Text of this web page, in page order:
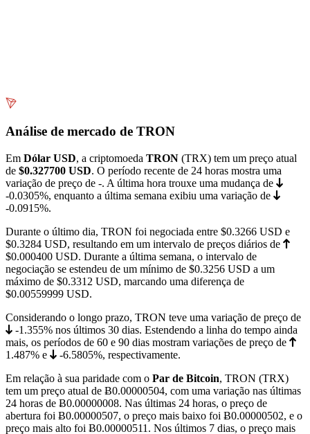
Análise de mercado de TRON
Em Dólar USD, a criptomoeda TRON (TRX) tem um preço atual
de $0.327700 USD. O período recente de 24 horas mostra uma
variação de preço de -. A última hora trouxe uma mudança de
-0.0305%, enquanto a última semana exibiu uma variação de
-0.0915%.
Durante o último dia, TRON foi negociada entre $0.3266 USD e
$0.3284 USD, resultando em um intervalo de preços diários de
$0.000400 USD. Durante a última semana, o intervalo de
negociação se estendeu de um mínimo de $0.3256 USD a um
máximo de $0.3312 USD, marcando uma diferença de
$0.00559999 USD.
Considerando o longo prazo, TRON teve uma variação de preço de
-1.355% nos últimos 30 dias. Estendendo a linha do tempo ainda
mais, os períodos de 60 e 90 dias mostram variações de preço de
1.487% e -6.5805%, respectivamente.
Em relação à sua paridade com o Par de Bitcoin, TRON (TRX)
tem um preço atual de Ƀ0.00000504, com uma variação nas últimas
24 horas de Ƀ0.00000008. Nas últimas 24 horas, o preço de
abertura foi Ƀ0.00000507, o preço mais baixo foi Ƀ0.00000502, e o
preço mais alto foi Ƀ0.00000511 . Nos últimos 7 dias, o preço mais